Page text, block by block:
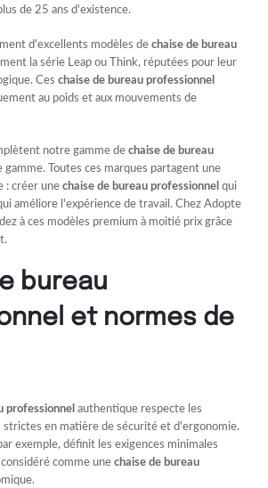
de 25 ans d'existence.
d'excellents modèles dechaise de bureau
la série Leap ou Think, réputées pour leur
Ceschaise de bureau professionnel
au poids et aux mouvements de
notre gamme dechaise de bureau
gamme. Toutes ces marques partagent une
: créer unechaise de bureau professionnel qui
améliore l'expérience de travail. Chez Adopte
à ces modèles premium à moitié prix grâce
bureau
et normes de
professionnel authentique respecte les
strictes en matière de sécurité et d'ergonomie.
exemple, définit les exigences minimales
comme unechaise de bureau